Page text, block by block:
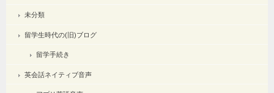
未分類
留学生時代の(旧)ブログ
留学手続き
英会話ネイティブ音声